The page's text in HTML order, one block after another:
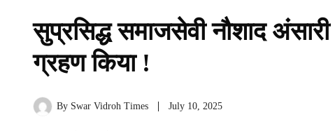
सुप्रसिद्ध समाजसेवी नौशाद
ग्रहण किया !
By Swar Vidroh Times July 10, 2025